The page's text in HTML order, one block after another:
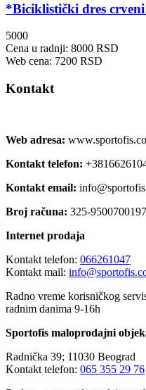
*Biciklistički dres
5000
Cena u radnji: 8000 RSD
Web cena: 7200 RSD
Kontakt
Web adresa:
Kontakt telefon:
Kontakt email:
Broj računa: 325-
Internet prodaja
Kontakt telefon: 066261047
Kontakt mail:
Radno vreme korisničkog
radnim danima 9-16h
Sportofis maloprodajni
Radnička 39; 11030 Beograd
Kontakt telefon: 065 355 29 76